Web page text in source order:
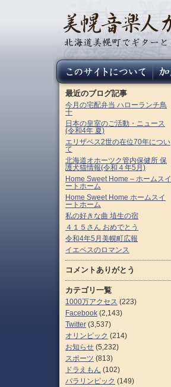
最近のブログ記事
今月の宅配弁当 ハローランチ鳥
十
日本の皇室のご活動・ニュース
(令和4年 夏)
エリザベス2世の在位70年につい
て
北海道オホーツク管内保健所 保
護犬猫情報(令和４年5月)
Home Sweet Home – ホームスイ
ートホーム
Home Sweet Home ホームスイ
ートホーム
私の好きな曲 埴生の宿
４１５さん おめでとう
令和4年5月美幌町広報
イエペスのロマンス
コメントありがとう
カテゴリ一覧
1000万アクセス (223)
Facebook (2,143)
Twitter (3,537)
オリンピック (214)
お知らせ (5,232)
スポーツ (813)
ドラえもん (102)
パラリンピック (149)